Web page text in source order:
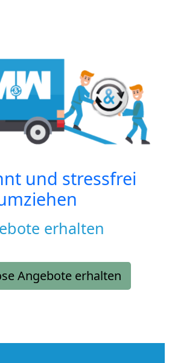
und stressfrei
erhalten
Angebote erhalten